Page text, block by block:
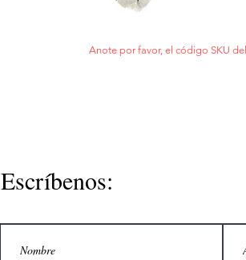
Anote por favor, el código SKU
Escríbenos: